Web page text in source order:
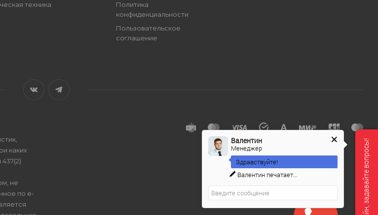
техника
Политика
конфиденциальности
Пользовательское
соглашение
каких
не
по e-
Мы онлайн, задавайте вопросы!
Валентин
Менеджер
Здравствуйте!
Валентин печатает...